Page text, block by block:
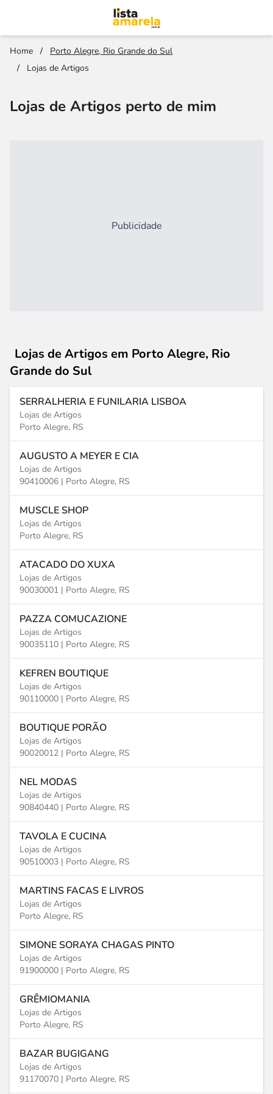
Home /
Porto Alegre, Rio Grande do Sul
/
Lojas de Artigos
Lojas de Artigos perto de mim
Publicidade
Lojas de Artigos em Porto Alegre, Rio
Grande do Sul
SERRALHERIA E FUNILARIA LISBOA
Lojas de Artigos
Porto Alegre, RS
AUGUSTO A MEYER E CIA
Lojas de Artigos
90410006 | Porto Alegre, RS
MUSCLE SHOP
Lojas de Artigos
Porto Alegre, RS
ATACADO DO XUXA
Lojas de Artigos
90030001 | Porto Alegre, RS
PAZZA COMUCAZIONE
Lojas de Artigos
90035110 | Porto Alegre, RS
KEFREN BOUTIQUE
Lojas de Artigos
90110000 | Porto Alegre, RS
BOUTIQUE PORÃO
Lojas de Artigos
90020012 | Porto Alegre, RS
NEL MODAS
Lojas de Artigos
90840440 | Porto Alegre, RS
TAVOLA E CUCINA
Lojas de Artigos
90510003 | Porto Alegre, RS
MARTINS FACAS E LIVROS
Lojas de Artigos
Porto Alegre, RS
SIMONE SORAYA CHAGAS PINTO
Lojas de Artigos
91900000 | Porto Alegre, RS
GRÊMIOMANIA
Lojas de Artigos
Porto Alegre, RS
BAZAR BUGIGANG
Lojas de Artigos
91170070 | Porto Alegre, RS